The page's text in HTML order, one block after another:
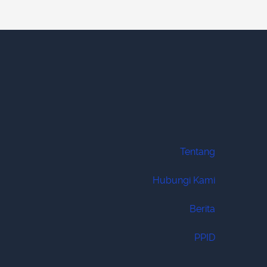
Tentang
Hubungi Kami
Berita
PPID